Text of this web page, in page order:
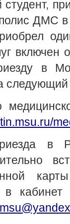
студент,
ДМС в
в
следующий
в
в